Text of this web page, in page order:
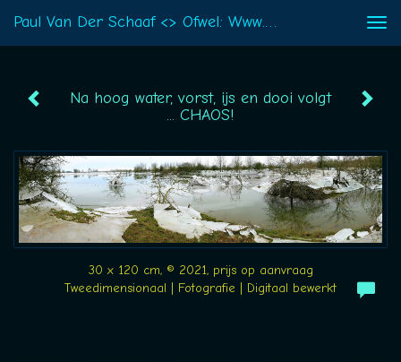
Paul Van Der Schaaf <> Ofwel: Www.eenpaul.nl - Na Hoog Water, Vorst, Ijs En Dooi Volgt ... CHAOS!
Na hoog water, vorst, ijs en dooi volgt
... CHAOS!
30 x 120 cm, © 2021, prijs op aanvraag
Tweedimensionaal | Fotografie | Digitaal bewerkt